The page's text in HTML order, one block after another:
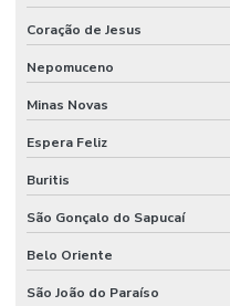
Coração de Jesus
Nepomuceno
Minas Novas
Espera Feliz
Buritis
São Gonçalo do Sapucaí
Belo Oriente
São João do Paraíso